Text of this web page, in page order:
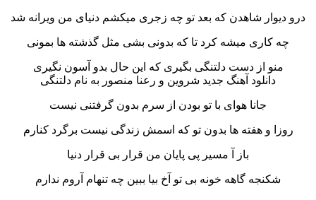
درو دیوار شاهدن که بعد تو چه زجری میکشم دنیای من ویرانه شد
چه کاری میشه کرد تا که بدونی بشی مثل گذشته ها بمونی
منو از دست دلتنگی بگیری که این حال بدو آسون نگیری
دانلود آهنگ جدید شروین و رعنا منصور به نام دلتنگی
جانا هوای با تو بودن از سرم بدون گرفتنی نیست
روزا و هفته ها بدون تو که اسمش زندگی نیست برگرد کنارم
باز آ مسیر پی پایان من قرار بی قرار دنیا
شکنجه گاهه خونه بی تو آخ بیا ببین چه تنهام آروم ندارم